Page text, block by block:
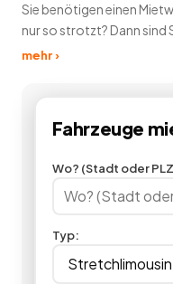
Sie benötigen einen
nur so strotzt? Dann sind
hier können Sie in unserer
Automobilhersteller zur
indem Sie hier eine
deutschlandweit.
mehr ›
Fahrzeuge
Wo? (Stadt oder
Typ: